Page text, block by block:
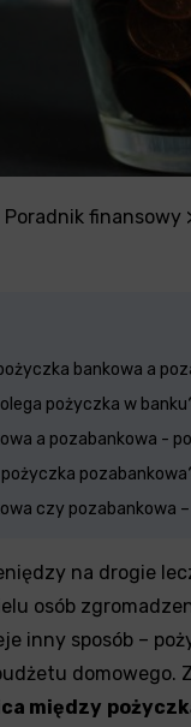
Poradnik finansowy
bankowa a
pożyczka w
a pozabankowa -
czy pozabankowa
na drogie
osób
inny sposób –
między